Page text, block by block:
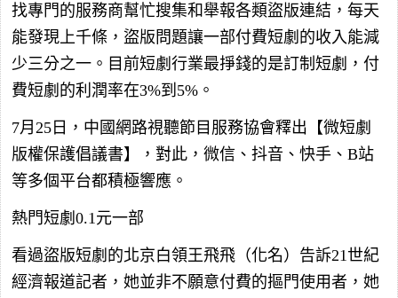
找專門的服務商幫忙搜集和舉報各類盜版連結，每天
能發現上千條，盜版問題讓一部付費短劇的收入能減
少三分之一。目前短劇行業最掙錢的是訂制短劇，付
費短劇的利潤率在3%到5%。
7月25日，中國網路視聽節目服務協會釋出【微短劇
版權保護倡議書】，對此，微信、抖音、快手、B站
等多個平台都積極響應。
熱門短劇0.1元一部
看過盜版短劇的北京白領王飛飛（化名）告訴21世紀
經濟報道記者，她並非不願意付費的摳門使用者，她